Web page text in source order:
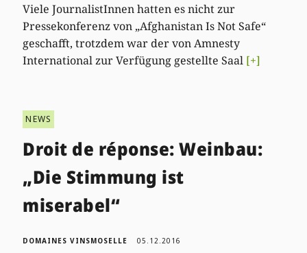
Viele JournalistInnen hatten es nicht zur
Pressekonferenz von „Afghanistan Is Not Safe“
geschafft, trotzdem war der von Amnesty
International zur Verfügung gestellte Saal [+]
NEWS
Droit de réponse: Weinbau:
„Die Stimmung ist
miserabel“
DOMAINES VINSMOSELLE 05.12.2016